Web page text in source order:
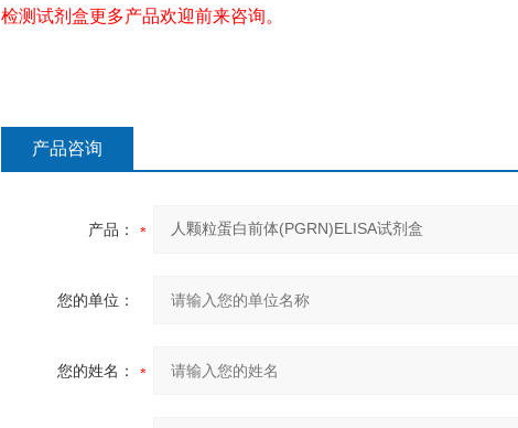
检测试剂盒更多产品欢迎前来咨询。
产品咨询
产品：
您的单位：
您的姓名：